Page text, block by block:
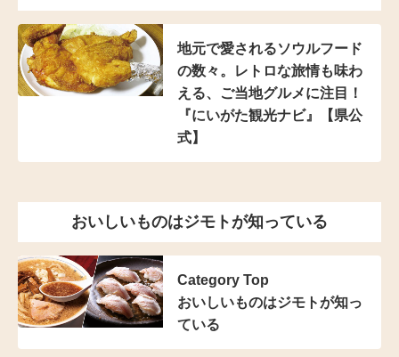
地元で愛されるソウルフード
の数々。レトロな旅情も味わ
える、ご当地グルメに注目！
『にいがた観光ナビ』【県公
式】
おいしいものはジモトが知っている
Category Top
おいしいものはジモトが知っ
ている